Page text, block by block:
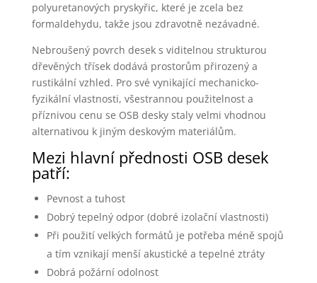
polyuretanových pryskyřic, které je zcela bez
formaldehydu, takže jsou zdravotně nezávadné.
Nebroušený povrch desek s viditelnou strukturou
dřevěných třísek dodává prostorům přirozený a
rustikální vzhled. Pro své vynikající mechanicko-
fyzikální vlastnosti, všestrannou použitelnost a
příznivou cenu se OSB desky staly velmi vhodnou
alternativou k jiným deskovým materiálům.
Mezi hlavní přednosti OSB desek
patří:
Pevnost a tuhost
Dobrý tepelný odpor (dobré izolační vlastnosti)
Při použití velkých formátů je potřeba méně spojů
a tím vznikají menší akustické a tepelné ztráty
Dobrá požární odolnost